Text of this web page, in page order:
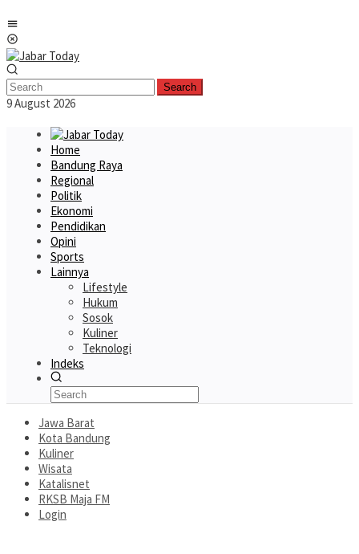
to
content
Search
9 August 2026
Home
Bandung Raya
Regional
Politik
Ekonomi
Pendidikan
Opini
Sports
Lainnya
Lifestyle
Hukum
Sosok
Kuliner
Teknologi
Indeks
Jawa Barat
Kota Bandung
Kuliner
Wisata
Katalisnet
RKSB Maja FM
Login